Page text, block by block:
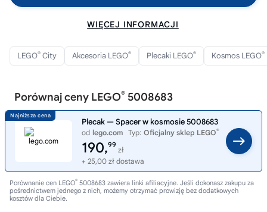
WIĘCEJ INFORMACJI
LEGO® City Akcesoria LEGO® Plecaki LEGO® Kosmos LEGO®
Porównaj ceny LEGO® 5008683
Plecak — Spacer w kosmosie 5008683
od lego.com Typ: Oficjalny sklep LEGO®
190,99
zł
+ 25,00 zł dostawa
Porównanie cen LEGO® 5008683 zawiera linki afiliacyjne. Jeśli dokonasz zakupu za
pośrednictwem jednego z nich, możemy otrzymać prowizję bez dodatkowych
kosztów dla Ciebie.